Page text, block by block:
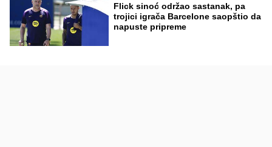
Flick sinoć održao sastanak, pa
trojici igrača Barcelone saopštio da
napuste pripreme